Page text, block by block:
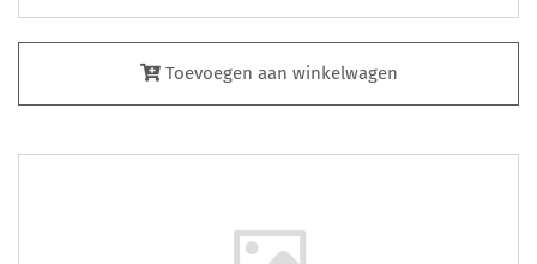
Toevoegen aan winkelwagen